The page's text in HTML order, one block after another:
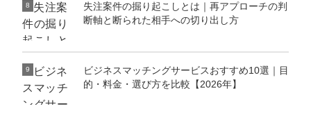
8
失注案件の掘り起こしとは｜再アプローチの判
断軸と断られた相手への切り出し方
9
ビジネスマッチングサービスおすすめ10選｜目
的・料金・選び方を比較【2026年】